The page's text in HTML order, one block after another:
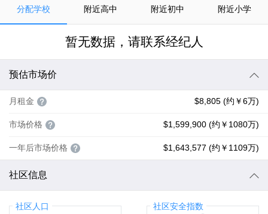
分配学校 附近高中 附近初中 附近小学
暂无数据，请联系经纪人
预估市场价
月租金 $8,805 (约￥6万)
市场价格 $1,599,900 (约￥1080万)
一年后市场价格 $1,643,577 (约￥1109万)
社区信息
社区人口 社区安全指数